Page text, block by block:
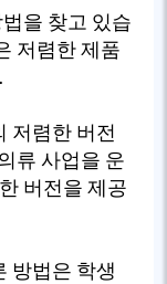
을 찾고 있습
저렴한 제품
저렴한 버전
류 사업을 운
버전을 제공
방법은 학생